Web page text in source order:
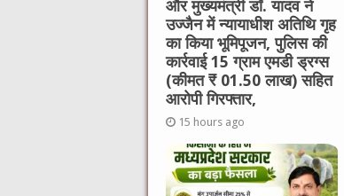
और मुख्यमंत्री डॉ. यादव ने
उज्जैन में न्यायाधीश अतिथि गृह
का किया भूमिपूजन, पुलिस की
कार्रवाई 15 ग्राम एमडी ड्रग्स
(कीमत ₹ 01.50 लाख) सहित
आरोपी गिरफ्तार,
15 hours ago